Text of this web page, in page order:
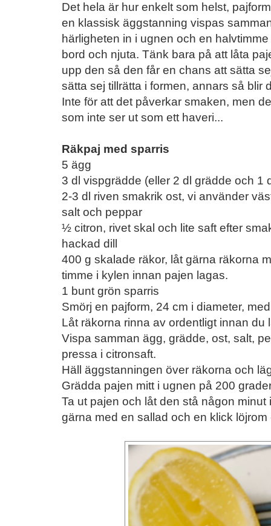
Det hela är hur enkelt som helst,
en klassisk äggstanning vispas
härligheten in i ugnen och en
bord och njuta. Tänk bara på att låta
upp den så den får en chans att sätta
sätta sej tillrätta i formen, annars så blir
Inte för att det påverkar smaken, men
som inte ser ut som ett haveri...
Räkpaj med sparris
5 ägg
3 dl vispgrädde (eller 2 dl grädde och 1
2-3 dl riven smakrik ost, vi använder
salt och peppar
½ citron, rivet skal och lite saft efter
hackad dill
400 g skalade räkor, låt gärna räkorna
timme i kylen innan pajen lagas.
1 bunt grön sparris
Smörj en pajform, 24 cm i diameter,
Låt räkorna rinna av ordentligt innan du
Vispa samman ägg, grädde, ost, salt,
pressa i citronsaft.
Häll äggstanningen över räkorna och
Grädda pajen mitt i ugnen på 200
Ta ut pajen och låt den stå någon
gärna med en sallad och en klick